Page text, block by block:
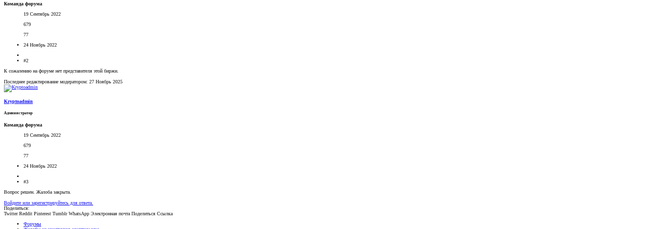
Команда форума
19 Сентябрь 2022
679
77
24 Ноябрь 2022
#2
К сожалению на форуме нет представителя этой биржи.
Последнее редактирование модератором: 27 Ноябрь 2025
Kryptoadmin
Администратор
Команда форума
19 Сентябрь 2022
679
77
24 Ноябрь 2022
#3
Вопрос решен. Жалоба закрыта.
Войдите или зарегистрируйтесь для ответа.
Поделиться:
Twitter Reddit Pinterest Tumblr WhatsApp Электронная почта Поделиться Ссылка
Форумы